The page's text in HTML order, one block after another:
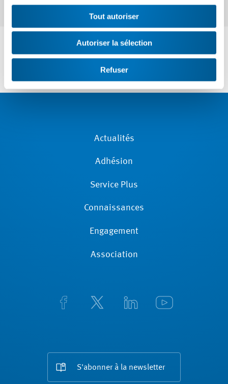
Tout autoriser
Autoriser la sélection
Refuser
Actualités
Adhésion
Service Plus
Connaissances
Engagement
Association
S'abonner à la newsletter